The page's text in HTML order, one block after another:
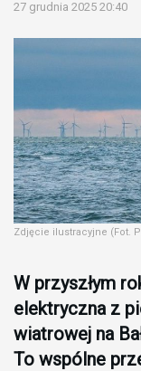
27 grudnia 2025 20:40
Zdjęcie ilustracyjne (Fot.
W przyszłym
elektryczna z
wiatrowej na
To wspólne